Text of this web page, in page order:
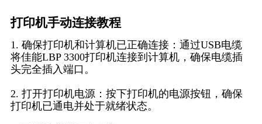
打印机手动连接教程
1. 确保打印机和计算机已正确连接：通过USB电缆
将佳能LBP 3300打印机连接到计算机，确保电缆插
头完全插入端口。
2. 打开打印机电源：按下打印机的电源按钮，确保
打印机已通电并处于就绪状态。